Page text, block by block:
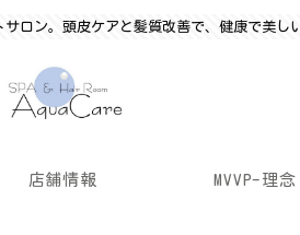
ロン。頭皮ケアと髪質改善で、健康で美し
店舗情報 MVVP-理念